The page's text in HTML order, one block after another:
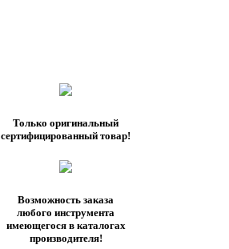
Только оригинальный
сертифицированный товар!
Возможность заказа
любого инструмента
имеющегося в каталогах
производителя!